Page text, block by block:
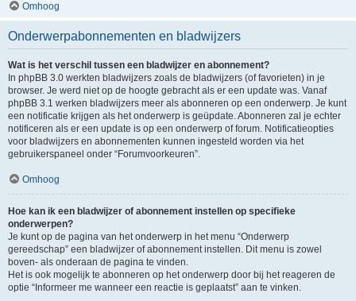
Omhoog
Onderwerpabonnementen en bladwijzers
Wat is het verschil tussen een bladwijzer en abonnement?
In phpBB 3.0 werkten bladwijzers zoals de bladwijzers (of favorieten) in je
browser. Je werd niet op de hoogte gebracht als er een update was. Vanaf
phpBB 3.1 werken bladwijzers meer als abonneren op een onderwerp. Je kunt
een notificatie krijgen als het onderwerp is geüpdate. Abonneren zal je echter
notificeren als er een update is op een onderwerp of forum. Notificatieopties
voor bladwijzers en abonnementen kunnen ingesteld worden via het
gebruikerspaneel onder “Forumvoorkeuren”.
Omhoog
Hoe kan ik een bladwijzer of abonnement instellen op specifieke
onderwerpen?
Je kunt op de pagina van het onderwerp in het menu “Onderwerp
gereedschap” een bladwijzer of abonnement instellen. Dit menu is zowel
boven- als onderaan de pagina te vinden.
Het is ook mogelijk te abonneren op het onderwerp door bij het reageren de
optie “Informeer me wanneer een reactie is geplaatst” aan te vinken.